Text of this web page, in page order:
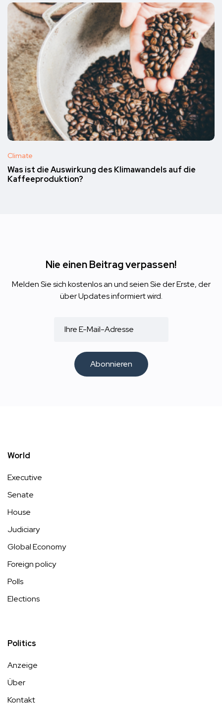
Climate
Was ist die Auswirkung des Klimawandels auf die
Kaffeeproduktion?
Nie einen Beitrag verpassen!
Melden Sie sich kostenlos an und seien Sie der Erste, der
über Updates informiert wird.
Abonnieren
World
Executive
Senate
House
Judiciary
Global Economy
Foreign policy
Polls
Elections
Politics
Anzeige
Über
Kontakt